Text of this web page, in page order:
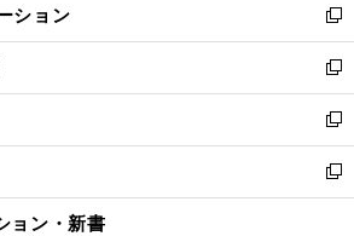
く
ィ
ン
ド
ウ
で
開
く
い
ウ
ィ
ン
ド
ウ
で
開
ション
新
し
い
ウ
ィ
ン
ド
ウ
新
し
い
ウ
ィ
ン
新
し
い
ウ
新
し
ョン・新書